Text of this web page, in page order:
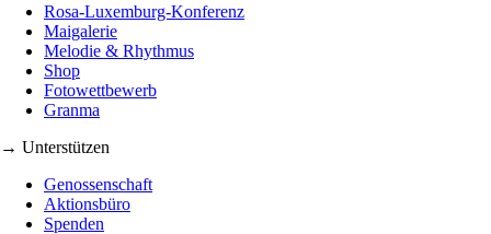
Rosa-Luxemburg-Konferenz
Maigalerie
Melodie & Rhythmus
Shop
Fotowettbewerb
Granma
→ Unterstützen
Genossenschaft
Aktionsbüro
Spenden